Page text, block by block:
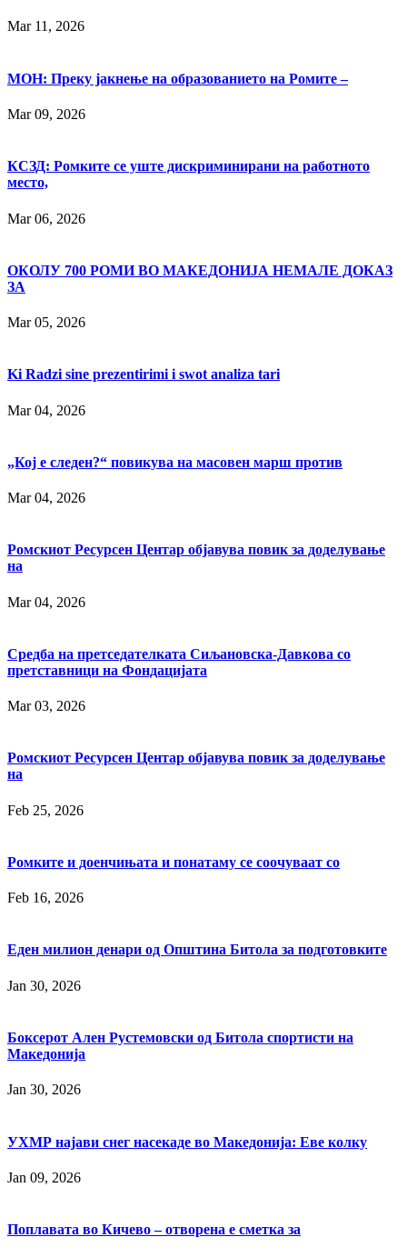
Mar 11, 2026
МОН: Преку јакнење на образованието на Ромите –
Mar 09, 2026
КСЗД: Ромките се уште дискриминирани на работното
место,
Mar 06, 2026
ОКОЛУ 700 РОМИ ВО МАКЕДОНИЈА НЕМАЛЕ ДОКАЗ
ЗА
Mar 05, 2026
Ki Radzi sine prezentirimi i swot analiza tari
Mar 04, 2026
„Кој е следен?“ повикува на масовен марш против
Mar 04, 2026
Ромскиот Ресурсен Центар објавува повик за доделување
на
Mar 04, 2026
Средба на претседателката Сиљановска-Давкова со
претставници на Фондацијата
Mar 03, 2026
Ромскиот Ресурсен Центар објавува повик за доделување
на
Feb 25, 2026
Ромките и доенчињата и понатаму се соочуваат со
Feb 16, 2026
Еден милион денари од Општина Битола за подготовките
Jan 30, 2026
Боксерот Ален Рустемовски од Битола спортисти на
Македонија
Jan 30, 2026
УХМР најави снег насекаде во Македонија: Еве колку
Jan 09, 2026
Поплавата во Кичево ‒ отворена е сметка за